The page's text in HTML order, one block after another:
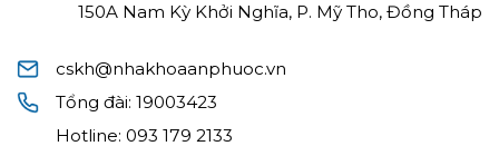
150A Nam Kỳ Khởi Nghĩa, P. Mỹ Tho, Đồng Tháp
cskh@nhakhoaanphuoc.vn
Tổng đài:19003423
Hotline:093 179 2133